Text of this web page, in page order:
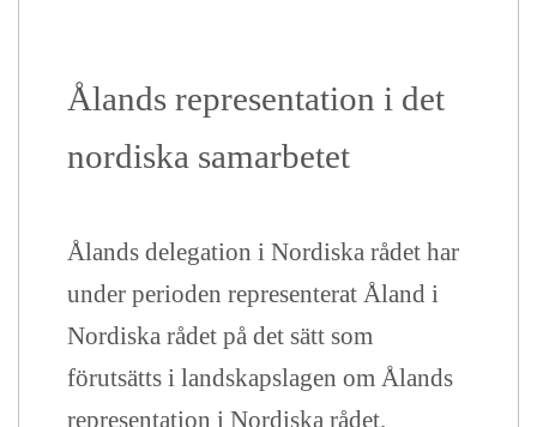
Ålands representation i det
nordiska samarbetet
Ålands delegation i Nordiska rådet har
under perioden representerat Åland i
Nordiska rådet på det sätt som
förutsätts i landskapslagen om Ålands
representation i Nordiska rådet.